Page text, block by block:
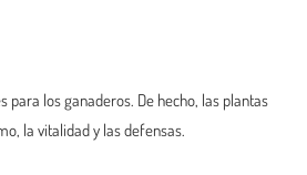
para los ganaderos. De hecho, las plantas
la vitalidad y las defensas.